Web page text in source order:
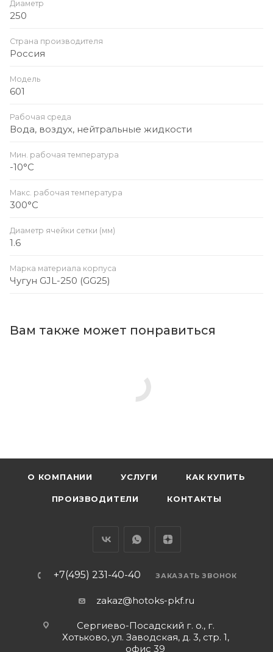
Диаметр
250
Страна производителя
Россия
Модель
601
Рабочая среда
Вода, воздух, нейтральные жидкости
Мин. рабочая температура
-10°C
Макс. рабочая температура
300°C
Диаметр ячейки сетки (мм)
1.6
Марка материала корпуса
Чугун GJL-250 (GG25)
Вам также может понравиться
О КОМПАНИИ УСЛУГИ КАК КУПИТЬ
ПРОИЗВОДИТЕЛИ КОНТАКТЫ
+7(495) 231-40-40 ЗАКАЗАТЬ ЗВОНОК
zakaz@hotoks-pkf.ru
Сергиево-Посадский г. о., г.
Хотьково, ул. Заводская, д. 3, стр. 1,
офис 39